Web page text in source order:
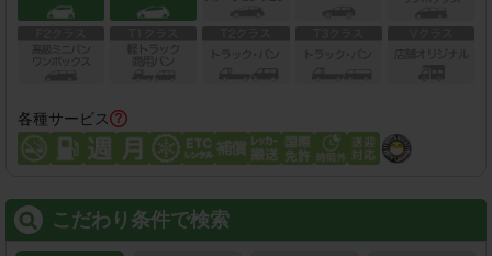
各種サービス
こだわり条件で検索